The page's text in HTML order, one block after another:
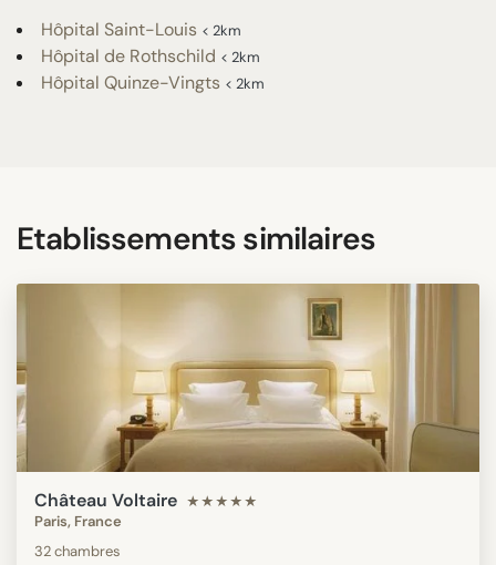
Hôpital Saint-Louis < 2km
Hôpital de Rothschild < 2km
Hôpital Quinze-Vingts < 2km
Etablissements similaires
Château Voltaire ★★★★★
Paris, France
32 chambres